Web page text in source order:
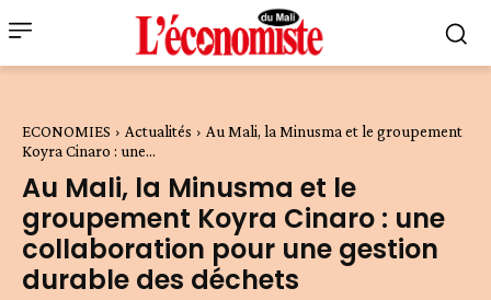
ECONOMIES Actualités
Au Mali, la Minusma et le groupement
Koyra Cinaro : une...
Au Mali, la Minusma et le
groupement Koyra Cinaro : une
collaboration pour une gestion
durable des déchets